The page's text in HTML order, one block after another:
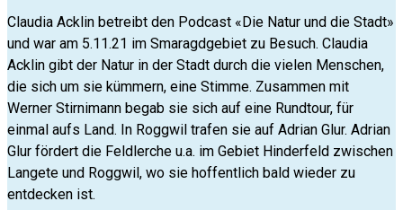
Claudia Acklin betreibt den Podcast «Die Natur und die Stadt»
und war am 5.11.21 im Smaragdgebiet zu Besuch. Claudia
Acklin gibt der Natur in der Stadt durch die vielen Menschen,
die sich um sie kümmern, eine Stimme. Zusammen mit
Werner Stirnimann begab sie sich auf eine Rundtour, für
einmal aufs Land. In Roggwil trafen sie auf Adrian Glur. Adrian
Glur fördert die Feldlerche u.a. im Gebiet Hinderfeld zwischen
Langete und Roggwil, wo sie hoffentlich bald wieder zu
entdecken ist.